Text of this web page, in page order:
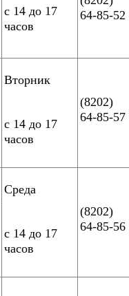
с 14 до 17
часов
64-85-52
Вторник
с 14 до 17
часов
(8202)
64-85-57
Среда
с 14 до 17
часов
(8202)
64-85-56